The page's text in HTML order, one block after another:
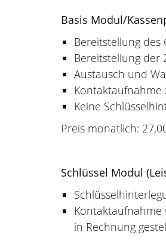
Basis Modul/
Bereitstellung
Bereitstellung der
Austausch und
Kontaktaufnahme
Keine
Preis monatlich:
Schlüssel Modul
Kontaktaufnahme
in Rechnung